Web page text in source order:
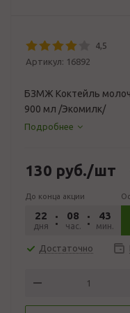
4,5
Артикул: 16892
БЗМЖ Коктейль
900 мл /Экомилк/
Подробнее
130 руб./шт
До конца акции
22
дня
08
час.
43
мин.
Достаточно